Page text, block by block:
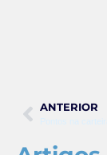
ANTERIOR